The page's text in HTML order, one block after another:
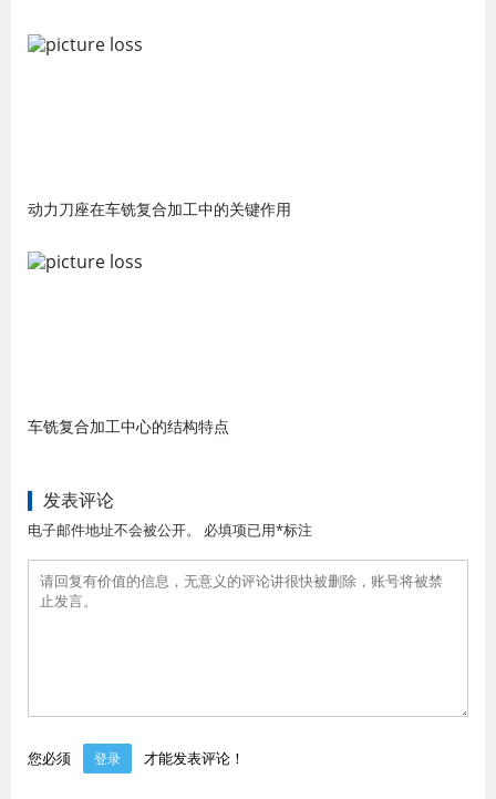
动力刀座在车铣复合加工中的关键作用
车铣复合加工中心的结构特点
发表评论
电子邮件地址不会被公开。 必填项已用*标注
您必须 登录 才能发表评论！